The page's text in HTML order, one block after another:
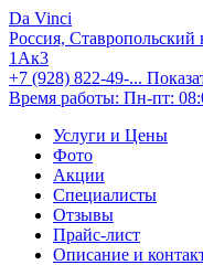
Da Vinci
Россия, Ставропольский
1Ак3
+7 (928) 822-49-...
Время работы: Пн-пт:
Услуги и Цены
Фото
Акции
Специалисты
Отзывы
Прайс-лист
Описание и